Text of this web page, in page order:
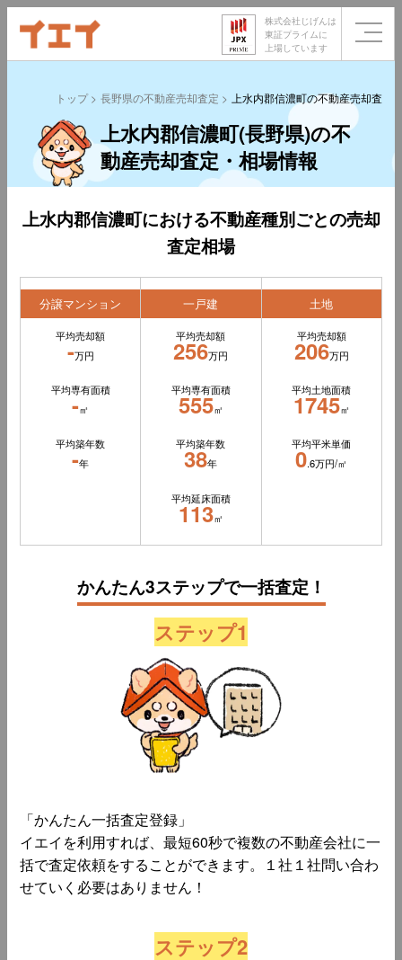
株式会社じげんは
東証プライムに
上場しています
トップ 長野県の不動産売却査定 上水内郡信濃町の不動産売却査定
上水内郡信濃町(長野県)の不
動産売却査定・相場情報
上水内郡信濃町における不動産種別ごとの売却
査定相場
分譲マンション
平均売却額
-万円
平均専有面積
-㎡
平均築年数
-年
一戸建
平均売却額
256万円
平均専有面積
555㎡
平均築年数
38年
平均延床面積
113㎡
土地
平均売却額
206万円
平均土地面積
1745㎡
平均平米単価
0.6万円/㎡
かんたん3ステップで一括査定！
ステップ1
「かんたん一括査定登録」
イエイを利用すれば、最短60秒で複数の不動産会社に一
括で査定依頼をすることができます。１社１社問い合わ
せていく必要はありません！
ステップ2